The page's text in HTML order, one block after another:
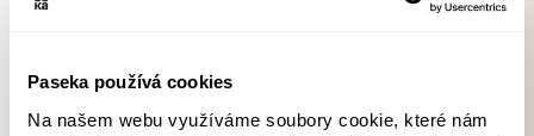
Paseka používá cookies
Na našem webu využíváme soubory cookie, které nám
Dobrodružství milovníka knih (2013, č. Paseka
Shakespeara.